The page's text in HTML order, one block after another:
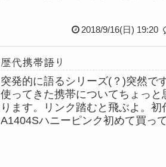
2018/9/16(日) 19:20
歴代携帯語り
突発的に語るシリーズ(？)突然で
使ってきた携帯についてちょっと
ります。リンク踏むと飛ぶよ。
A1404Sハニーピンク初めて買っ